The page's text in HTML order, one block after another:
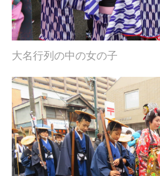
大名行列の中の女の子